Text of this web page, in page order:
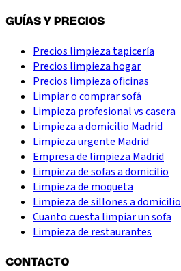
GUÍAS Y PRECIOS
Precios limpieza tapicería
Precios limpieza hogar
Precios limpieza oficinas
Limpiar o comprar sofá
Limpieza profesional vs casera
Limpieza a domicilio Madrid
Limpieza urgente Madrid
Empresa de limpieza Madrid
Limpieza de sofas a domicilio
Limpieza de moqueta
Limpieza de sillones a domicilio
Cuanto cuesta limpiar un sofa
Limpieza de restaurantes
CONTACTO